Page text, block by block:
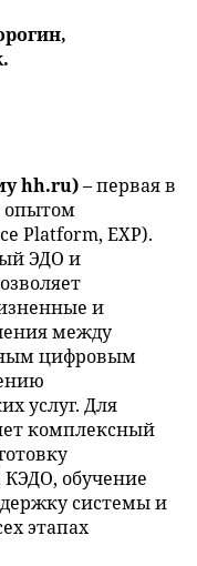
hh.ru)– первая в
опытом
Platform, EXP).
ЭДО и
и
между
цифровым
услуг. Для
комплексный
обучение
системы и
этапах